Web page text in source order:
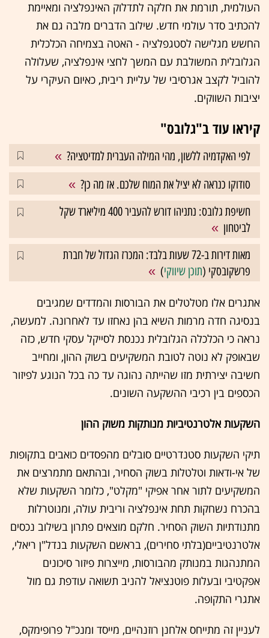
העולמית, תורמת את חלקה לתדלוק האינפלציה ומאיימת
להכתיב סדר עולמי חדש. שילוב הדברים מלבה גם את
החשש מגלישה לסטגפלציה - האטה בצמיחה הכלכלית
הגלובלית המשולבת עם המשך לחצי אינפלציה, שעלולה
להוביל לקצב אגרסיבי של עליית ריבית, כאיום העיקרי על
יציבות השווקים.
קיראו עוד ב"גלובס"
לפי האקדמיה ללשון, מהי המילה העברית למדיטציה?
סודוקו כנראה לא יציל את המוח שלכם. אז מה כן?
חשיפת גלובס: נתניהו דורש להעביר 400 מיליארד שקל
לביטחון
מאות דירות ב-72 שעות בלבד: המכרז הגדול של חברת
פרשקובסקי (תוכן שיווקי)
אתגרים אלו מטלטלים את הבורסות והמדדים שמגיבים
בנסיגה חדה מרמות השיא בהן נאחזו עד לאחרונה. למעשה,
נראה כי הכלכלה הגלובלית נכנסת לסייקל עסקי חדש, כזה
שבאופק לא נוטה לטובת המשקיעים בשוק ההון, ומחייב
חשיבה יצירתית מזו שהייתה נהוגה עד כה בכל הנוגע לפיזור
הכספים בין רכיבי ההשקעה השונים.
השקעות אלטרנטיביות מנותקות משוק ההון
תיקי השקעות סטנדרטיים סובלים מהפסדים כואבים בתקופות
של אי-ודאות וטלטלות בשוק הסחיר, ובהתאם מתמרצים את
המשקיעים לתור אחר אפיקי "מקלט", כלומר השקעות שלא
בהכרח נשחקות תחת אינפלציה וריבית עולה, ומנוטרלות
מתנודתיות השוק הסחיר. חלקם מוצאים פתרון בשילוב נכסים
אלטרנטיביים(בלתי סחירים), בראשם השקעות בנדל"ן ריאלי,
המתנהגות במנותק מהבורסות, מייצרות פיזור סיכונים
אפקטיבי ובעלות פוטנציאל להניב תשואה עודפת גם מול
אתגרי התקופה.
לעניין זה מתייחס אלחנן רוזנהיים, מייסד ומנכ"ל פרופימקס,